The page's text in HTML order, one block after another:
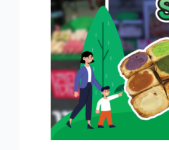
บาท
ขาย
ง่าย
กำไร
ดี